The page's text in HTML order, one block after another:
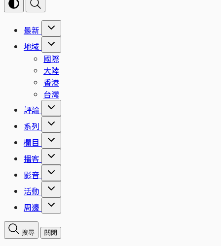
最新
地域
國際
大陸
香港
台灣
評論
系列
欄目
播客
影音
活動
周邊
搜尋 關閉